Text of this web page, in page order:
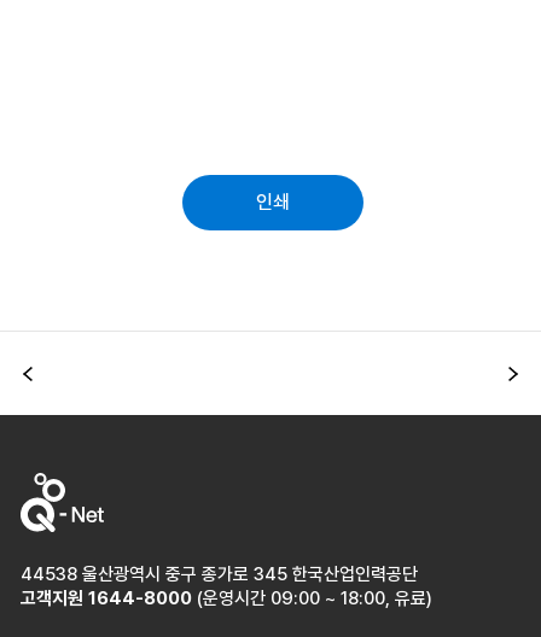
인쇄
이전
44538 울산광역시 중구 종가로 345 한국산업인력공단
고객지원 1644-8000 (운영시간 09:00 ~ 18:00, 유료)